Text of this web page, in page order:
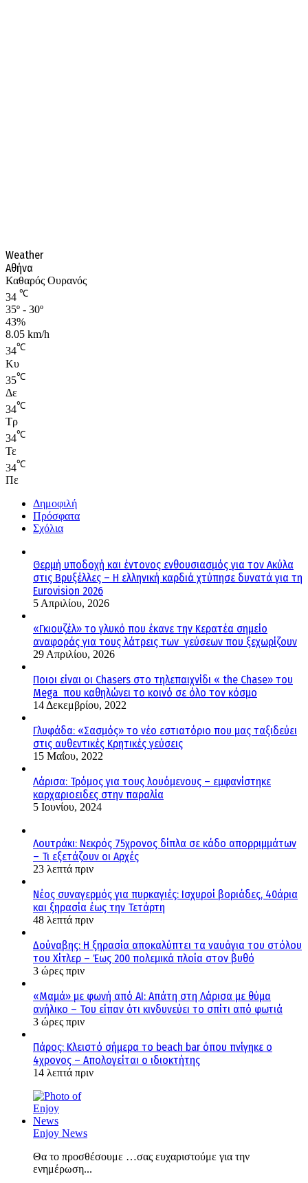
Weather
Αθήνα
Καθαρός Ουρανός
34 ℃
35º - 30º
43%
8.05 km/h
34℃
Κυ
35℃
Δε
34℃
Τρ
34℃
Τε
34℃
Πε
Δημοφιλή
Πρόσφατα
Σχόλια
Θερμή υποδοχή και έντονος ενθουσιασμός για τον Ακύλα
στις Βρυξέλλες – Η ελληνική καρδιά χτύπησε δυνατά για τη
Eurovision 2026
5 Απριλίου, 2026
«Γκιουζέλ» το γλυκό που έκανε την Κερατέα σημείο
αναφοράς για τους λάτρεις των γεύσεων που ξεχωρίζουν
29 Απριλίου, 2026
Ποιοι είναι οι Chasers στο τηλεπαιχνίδι « the Chase» του
Mega που καθηλώνει το κοινό σε όλο τον κόσμο
14 Δεκεμβρίου, 2022
Γλυφάδα: «Σασμός» το νέο εστιατόριο που μας ταξιδεύει
στις αυθεντικές Κρητικές γεύσεις
15 Μαΐου, 2022
Λάρισα: Τρόμος για τους λουόμενους – εμφανίστηκε
καρχαριοειδες στην παραλία
5 Ιουνίου, 2024
Λουτράκι: Νεκρός 75χρονος δίπλα σε κάδο απορριμμάτων
– Τι εξετάζουν οι Αρχές
23 λεπτά πριν
Νέος συναγερμός για πυρκαγιές: Ισχυροί βοριάδες, 40άρια
και ξηρασία έως την Τετάρτη
48 λεπτά πριν
Δούναβης: Η ξηρασία αποκαλύπτει τα ναυάγια του στόλου
του Χίτλερ – Έως 200 πολεμικά πλοία στον βυθό
3 ώρες πριν
«Μαμά» με φωνή από AI: Απάτη στη Λάρισα με θύμα
ανήλικο – Του είπαν ότι κινδυνεύει το σπίτι από φωτιά
3 ώρες πριν
Πάρος: Κλειστό σήμερα το beach bar όπου πνίγηκε ο
4χρονος – Απολογείται ο ιδιοκτήτης
14 λεπτά πριν
Enjoy News
Θα το προσθέσουμε …σας ευχαριστούμε για την
ενημέρωση...